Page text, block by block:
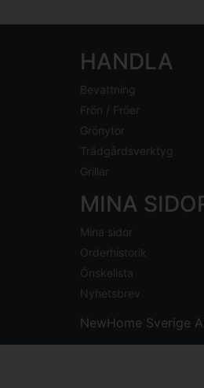
HANDLA
Bevattning
Frön / Fröer
Grönytor
Trädgårdsverktyg
Grillar
MINA
Mina sidor
Orderhistorik
Önskelista
Nyhetsbrev
NewHome Sverige